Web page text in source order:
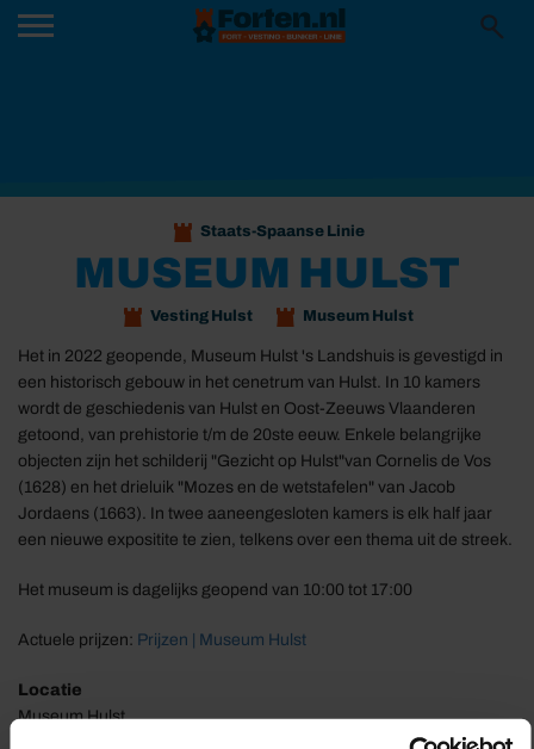
Staats-Spaanse Linie
MUSEUM HULST
Vesting Hulst Museum Hulst
Het in 2022 geopende, Museum Hulst 's Landshuis is gevestigd in
een historisch gebouw in het cenetrum van Hulst. In 10 kamers
wordt de geschiedenis van Hulst en Oost-Zeeuws Vlaanderen
getoond, van prehistorie t/m de 20ste eeuw. Enkele belangrijke
objecten zijn het schilderij "Gezicht op Hulst"van Cornelis de Vos
(1628) en het drieluik "Mozes en de wetstafelen" van Jacob
Jordaens (1663). In twee aaneengesloten kamers is elk half jaar
een nieuwe expositite te zien, telkens over een thema uit de streek.
Het museum is dagelijks geopend van 10:00 tot 17:00
Actuele prijzen: Prijzen | Museum Hulst
Locatie
Museum Hulst